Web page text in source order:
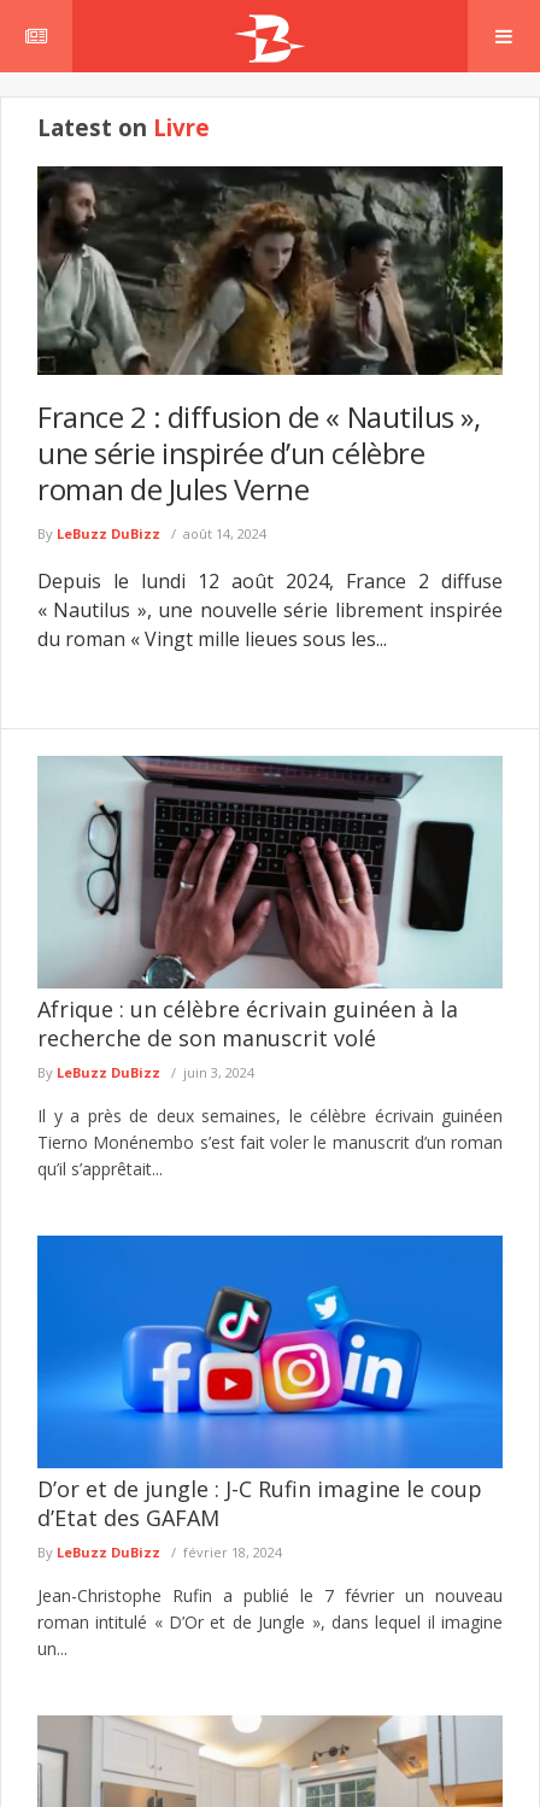
Latest on Livre
France 2 : diffusion de « Nautilus »,
une série inspirée d’un célèbre
roman de Jules Verne
By LeBuzz DuBizz août 14, 2024
Depuis le lundi 12 août 2024, France 2 diffuse
« Nautilus », une nouvelle série librement inspirée
du roman « Vingt mille lieues sous les...
Afrique : un célèbre écrivain guinéen à la
recherche de son manuscrit volé
By LeBuzz DuBizz juin 3, 2024
Il y a près de deux semaines, le célèbre écrivain guinéen
Tierno Monénembo s’est fait voler le manuscrit d’un roman
qu’il s’apprêtait...
D’or et de jungle : J-C Rufin imagine le coup
d’Etat des GAFAM
By LeBuzz DuBizz février 18, 2024
Jean-Christophe Rufin a publié le 7 février un nouveau
roman intitulé « D’Or et de Jungle », dans lequel il imagine
un...